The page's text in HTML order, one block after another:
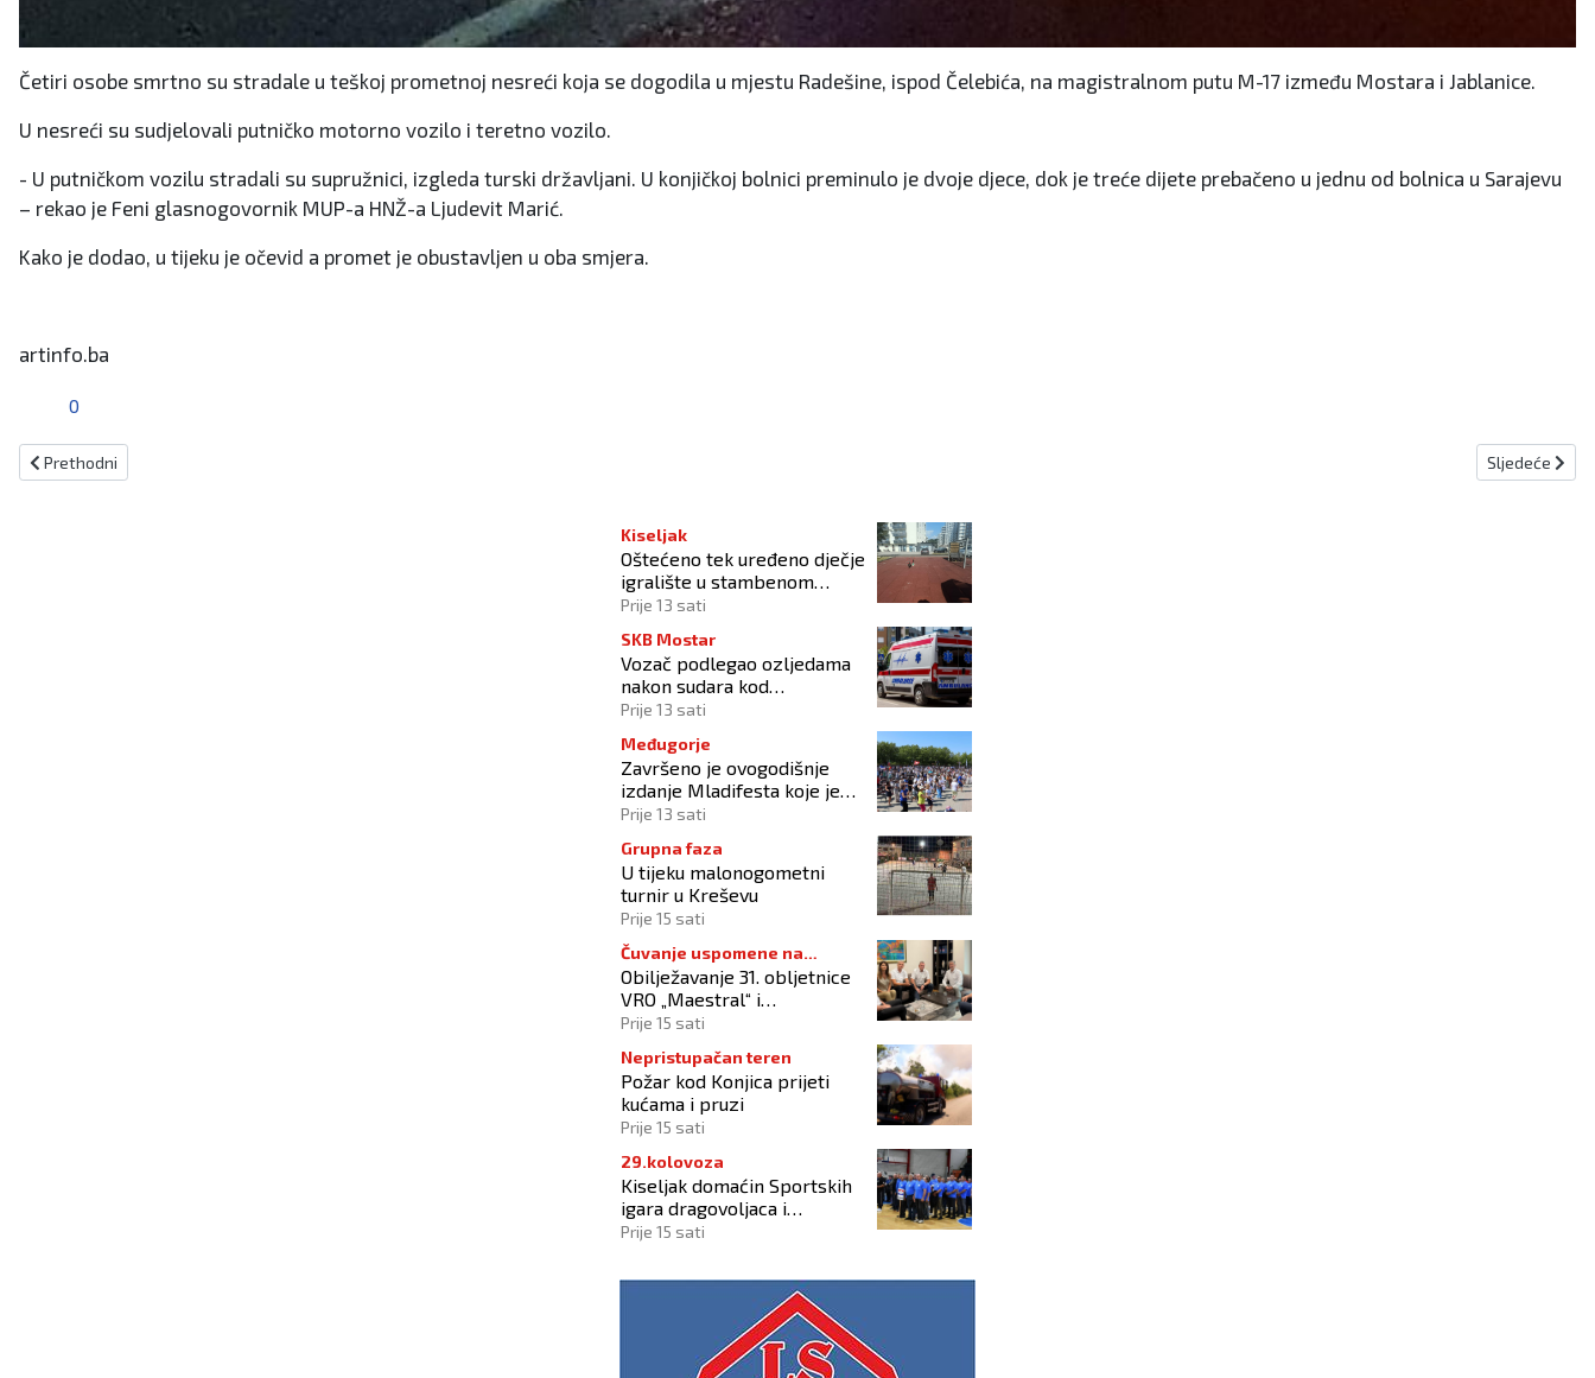
Četiri osobe smrtno su stradale u teškoj prometnoj nesreći koja se dogodila u mjestu Radešine, ispod Čelebića, na magistralnom putu M-17 između Mostara i Jablanice.
U nesreći su sudjelovali putničko motorno vozilo i teretno vozilo.
- U putničkom vozilu stradali su supružnici, izgleda turski državljani. U konjičkoj bolnici preminulo je dvoje djece, dok je treće dijete prebačeno u jednu od bolnica u Sarajevu
– rekao je Feni glasnogovornik MUP-a HNŽ-a Ljudevit Marić.
Kako je dodao, u tijeku je očevid a promet je obustavljen u oba smjera.
artinfo.ba
0
Prethodni članak: Florida : U prometnoj nesreći poginuo muškarac porijeklom iz Kiseljaka
Prethodni Sljedeći
Sljedeće
Kiseljak
Oštećeno tek uređeno dječje
igralište u stambenom
naselju
Prije 13 sati
SKB Mostar
Vozač podlegao ozljedama
nakon sudara kod
Tomislavgrada
Prije 13 sati
Međugorje
Završeno je ovogodišnje
izdanje Mladifesta koje je
okupilo mlade iz 73 zemlje
Prije 13 sati
Grupna faza
U tijeku malonogometni
turnir u Kreševu
Prije 15 sati
Čuvanje uspomene na
branitelje
Obilježavanje 31. obljetnice
VRO „Maestral“ i
oslobođenja Jajca uz
Prije 15 sati
Nepristupačan teren
Požar kod Konjica prijeti
kućama i pruzi
Prije 15 sati
29.kolovoza
Kiseljak domaćin Sportskih
igara dragovoljaca i
veterana HVO-a ŽSB i Dana
Prije 15 sati